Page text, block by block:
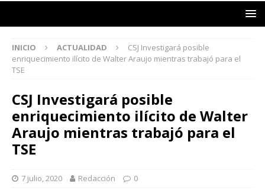
INICIO ACTUALIDAD
CSJ Investigará posible
enriquecimiento ilícito de Walter Araujo mientras trabajó para el
TSE
CSJ Investigará posible
enriquecimiento ilícito de Walter
Araujo mientras trabajó para el
TSE
7 julio, 2020 Redacción 0